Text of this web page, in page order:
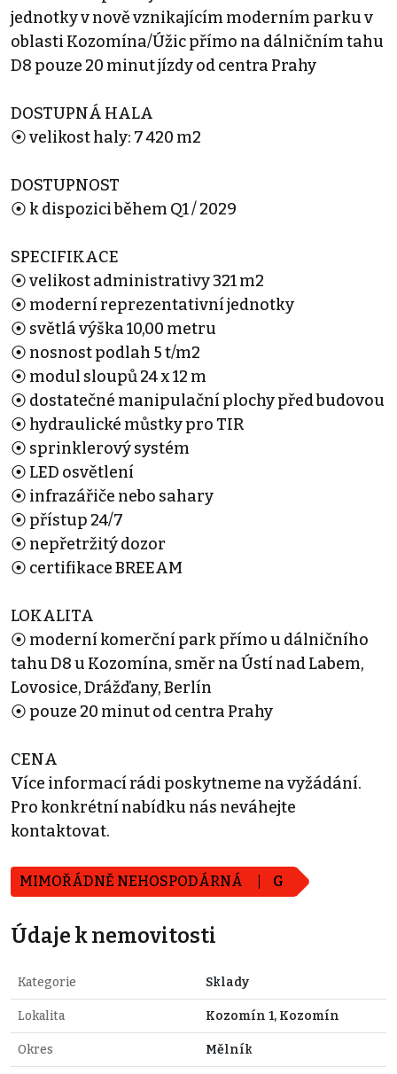
jednotky v nově vznikajícím moderním parku v
oblasti Kozomína/Úžic přímo na dálničním tahu
D8 pouze 20 minut jízdy od centra Prahy
DOSTUPNÁ HALA
⦿ velikost haly: 7 420 m2
DOSTUPNOST
⦿ k dispozici během Q1 / 2029
SPECIFIKACE
⦿ velikost administrativy 321 m2
⦿ moderní reprezentativní jednotky
⦿ světlá výška 10,00 metru
⦿ nosnost podlah 5 t/m2
⦿ modul sloupů 24 x 12 m
⦿ dostatečné manipulační plochy před budovou
⦿ hydraulické můstky pro TIR
⦿ sprinklerový systém
⦿ LED osvětlení
⦿ infrazářiče nebo sahary
⦿ přístup 24/7
⦿ nepřetržitý dozor
⦿ certifikace BREEAM
LOKALITA
⦿ moderní komerční park přímo u dálničního
tahu D8 u Kozomína, směr na Ústí nad Labem,
Lovosice, Drážďany, Berlín
⦿ pouze 20 minut od centra Prahy
CENA
Více informací rádi poskytneme na vyžádání.
Pro konkrétní nabídku nás neváhejte
kontaktovat.
MIMOŘÁDNĚ NEHOSPODÁRNÁ G
Údaje k nemovitosti
Kategorie Sklady
Lokalita Kozomín 1, Kozomín
Okres Mělník